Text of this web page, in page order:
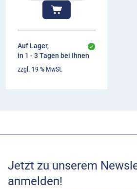
Auf Lager,
in 1 - 3 Tagen bei Ihnen
zzgl. 19 % MwSt.
Jetzt zu unserem
anmelden!